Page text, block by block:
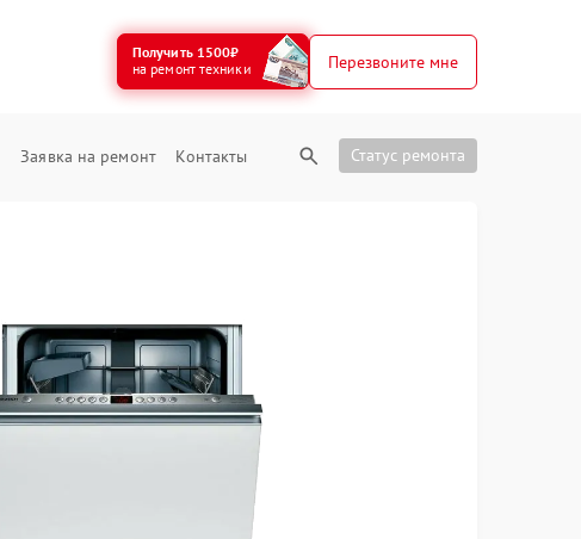
Получить 1500₽
на ремонт техники
Перезвоните мне
Заявка на ремонт Контакты Статус ремонта